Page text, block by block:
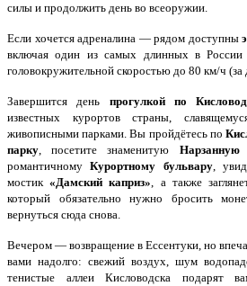
силы и продолжить день во всеоружии.
Если хочется адреналина — рядом доступны
включая один из самых длинных в России
головокружительной скоростью до 80 км/ч
Завершится день прогулкой по
известных курортов страны,
живописными парками. Вы пройдётесь по
парку, посетите знаменитую Нарзанную
романтичномуКурортному бульвару,
мостик«Дамский каприз», а также
который обязательно нужно бросить
вернуться сюда снова.
Вечером — возвращение в Ессентуки, но
вами надолго: свежий воздух, шум
тенистые аллеи Кисловодска подарят